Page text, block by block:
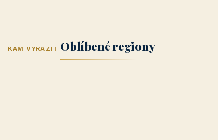
KAM VYRAZIT Oblíbené regiony
(Jihomoravský
kraj)
kraj)
Zlínský kraj Žilinský
Karlovarský
Střední Čechy
(Středočeský